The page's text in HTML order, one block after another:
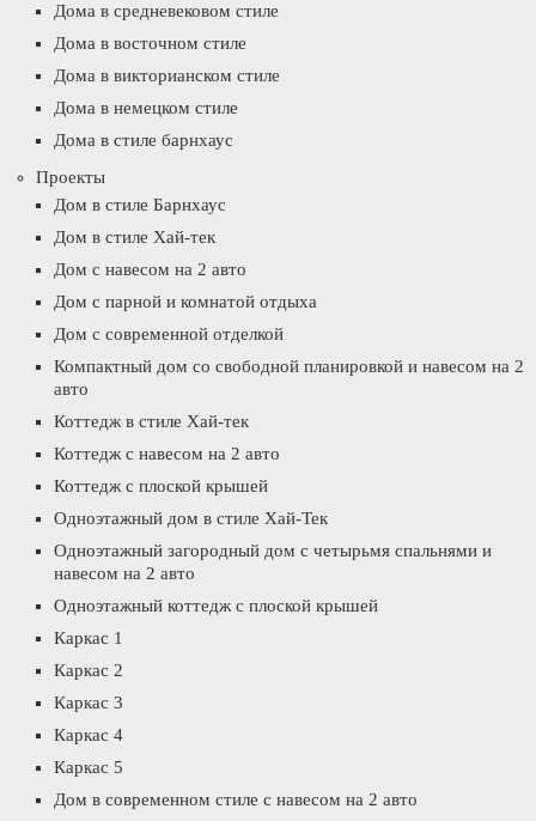
Дома в средневековом стиле
Дома в восточном стиле
Дома в викторианском стиле
Дома в немецком стиле
Дома в стиле барнхаус
Проекты
Дом в стиле Барнхаус
Дом в стиле Хай-тек
Дом с навесом на 2 авто
Дом с парной и комнатой отдыха
Дом с современной отделкой
Компактный дом со свободной планировкой и навесом на 2
авто
Коттедж в стиле Хай-тек
Коттедж с навесом на 2 авто
Коттедж с плоской крышей
Одноэтажный дом в стиле Хай-Тек
Одноэтажный загородный дом с четырьмя спальнями и
навесом на 2 авто
Одноэтажный коттедж с плоской крышей
Каркас 1
Каркас 2
Каркас 3
Каркас 4
Каркас 5
Дом в современном стиле с навесом на 2 авто